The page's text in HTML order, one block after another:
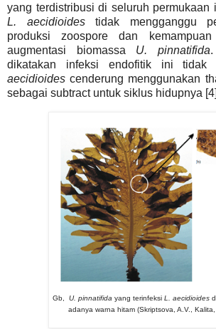
yang terdistribusi di seluruh permukaan
L. aecidioidestidak mengganggu
produksi zoospore dan
augmentasi biomassa U. pinnatifida
dikatakan infeksi endofitik ini tidak
aecidioides cenderung menggunakan
sebagai subtract untuk siklus hidupnya
Gb, U. pinnatifida yang terinfeksi L. aecidioides
adanya warna hitam (Skriptsova, A.V.,